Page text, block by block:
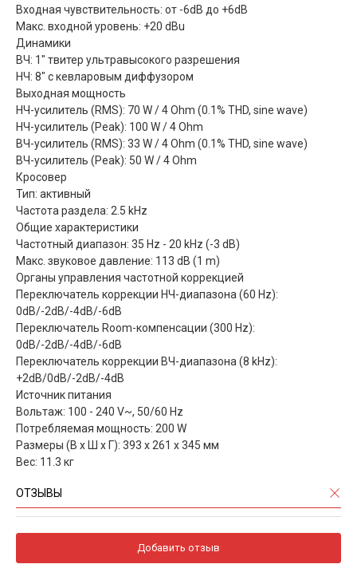
Входная чувствительность: от -6dB до +6dB
Макс. входной уровень: +20 dBu
Динамики
ВЧ: 1" твитер ультравысокого разрешения
НЧ: 8" с кевларовым диффузором
Выходная мощность
НЧ-усилитель (RMS): 70 W / 4 Ohm (0.1% THD, sine wave)
НЧ-усилитель (Peak): 100 W / 4 Ohm
ВЧ-усилитель (RMS): 33 W / 4 Ohm (0.1% THD, sine wave)
ВЧ-усилитель (Peak): 50 W / 4 Ohm
Кросовер
Тип: активный
Частота раздела: 2.5 kHz
Общие характеристики
Частотный диапазон: 35 Hz - 20 kHz (-3 dB)
Макс. звуковое давление: 113 dB (1 m)
Органы управления частотной коррекцией
Переключатель коррекции НЧ-диапазона (60 Hz):
0dB/-2dB/-4dB/-6dB
Переключатель Room-компенсации (300 Hz):
0dB/-2dB/-4dB/-6dB
Переключатель коррекции ВЧ-диапазона (8 kHz):
+2dB/0dB/-2dB/-4dB
Источник питания
Вольтаж: 100 - 240 V~, 50/60 Hz
Потребляемая мощность: 200 W
Размеры (В х Ш х Г): 393 х 261 х 345 мм
Вес: 11.3 кг
ОТЗЫВЫ
Добавить отзыв